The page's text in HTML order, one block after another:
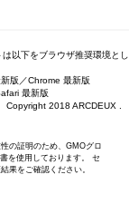
以下をブラウザ推奨環境とし
版／Chrome 最新版
最新版
Copyright 2018 ARCDEUX .
の証明のため、GMOグロ
を使用しております。 セ
果をご確認ください。